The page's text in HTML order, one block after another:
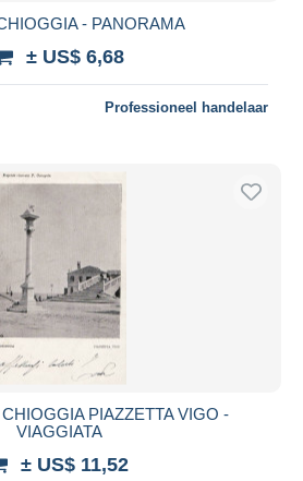
- PANORAMA
± US$ 6,68
Professioneel handelaar
PIAZZETTA VIGO -
VIAGGIATA
± US$ 11,52